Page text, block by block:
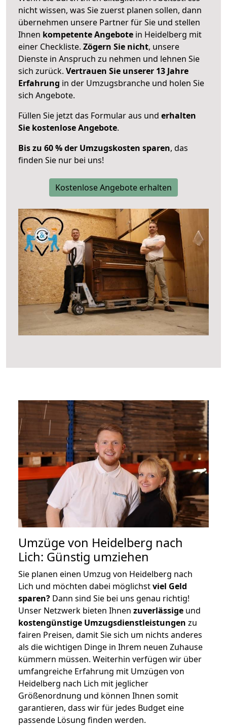
nicht wissen, was Sie zuerst planen sollen, dann
übernehmen unsere Partner für Sie und stellen
Ihnen kompetente Angebote in Heidelberg mit
einer Checkliste. Zögern Sie nicht, unsere
Dienste in Anspruch zu nehmen und lehnen Sie
sich zurück. Vertrauen Sie unserer 13 Jahre
Erfahrung in der Umzugsbranche und holen Sie
sich Angebote.
Füllen Sie jetzt das Formular aus und erhalten
Sie kostenlose Angebote.
Bis zu 60 % der Umzugskosten sparen, das
finden Sie nur bei uns!
Kostenlose Angebote erhalten
Umzüge von Heidelberg nach
Lich: Günstig umziehen
Sie planen einen Umzug von Heidelberg nach
Lich und möchten dabei möglichstviel Geld
sparen? Dann sind Sie bei uns genau richtig!
Unser Netzwerk bieten Ihnen zuverlässige und
kostengünstige Umzugsdienstleistungen zu
fairen Preisen, damit Sie sich um nichts anderes
als die wichtigen Dinge in Ihrem neuen Zuhause
kümmern müssen. Weiterhin verfügen wir über
umfangreiche Erfahrung mit Umzügen von
Heidelberg nach Lich mit jeglicher
Größenordnung und können Ihnen somit
garantieren, dass wir für jedes Budget eine
passende Lösung finden werden.